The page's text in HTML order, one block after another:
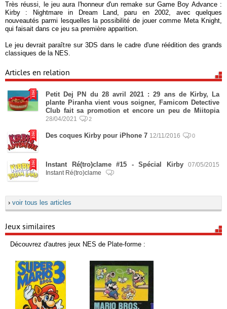
Très réussi, le jeu aura l'honneur d'un remake sur Game Boy Advance :
Kirby : Nightmare in Dream Land, paru en 2002, avec quelques
nouveautés parmi lesquelles la possibilité de jouer comme Meta Knight,
qui faisait dans ce jeu sa première apparition.
Le jeu devrait paraître sur 3DS dans le cadre d'une réédition des grands
classiques de la NES.
Articles en relation
Petit Dej PN du 28 avril 2021 : 29 ans de Kirby, La
plante Piranha vient vous soigner, Famicom Detective
Club fait sa promotion et encore un peu de Miitopia
28/04/2021 2
Des coques Kirby pour iPhone 7 12/11/2016 0
Instant Ré(tro)clame #15 - Spécial Kirby
07/05/2015
Instant Ré(tro)clame
› voir tous les articles
Jeux similaires
Découvrez d'autres jeux NES de Plate-forme :